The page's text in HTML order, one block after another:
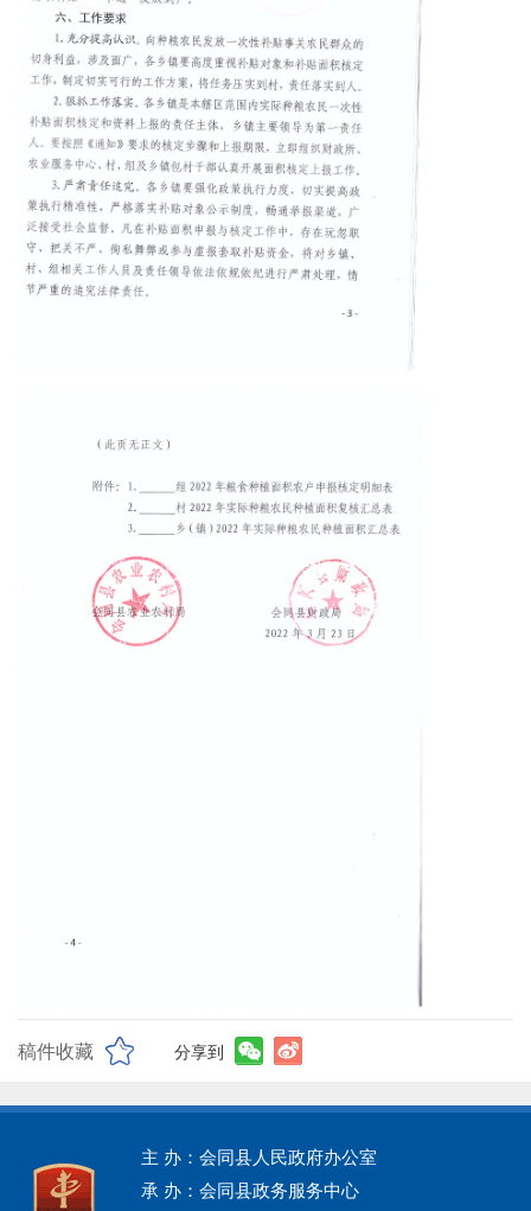
稿件收藏 分享到
主 办：会同县人民政府办公室
承 办：会同县政务服务中心